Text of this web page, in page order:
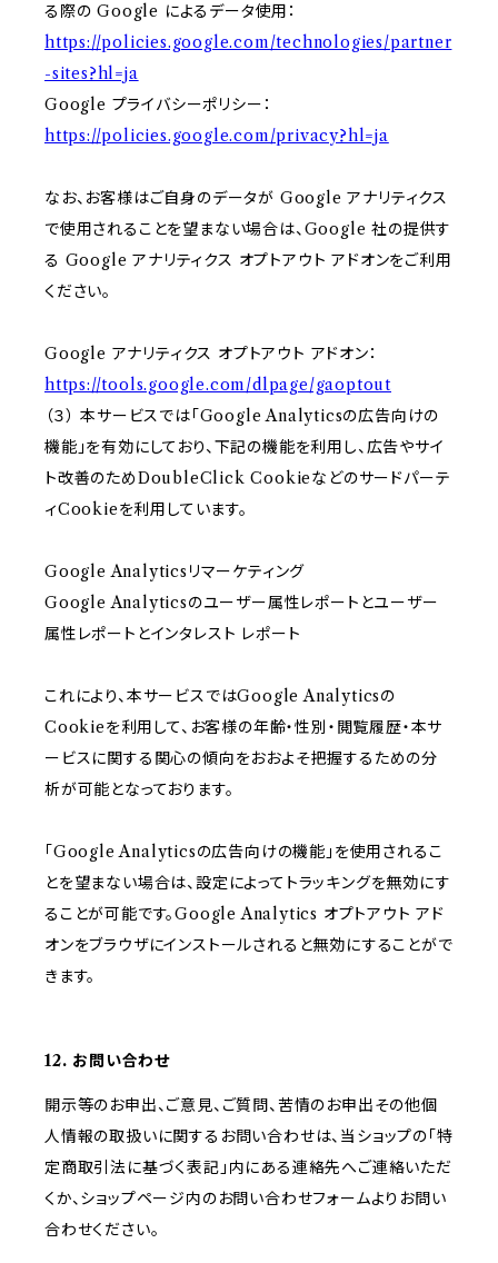
る際の Google によるデータ使用：
https://policies.google.com/technologies/partner
-sites?hl=ja
Google プライバシーポリシー：
https://policies.google.com/privacy?hl=ja
なお、お客様はご自身のデータが Google アナリティクス
で使用されることを望まない場合は、Google 社の提供す
る Google アナリティクス オプトアウト アドオンをご利用
ください。
Google アナリティクス オプトアウト アドオン：
https://tools.google.com/dlpage/gaoptout
（３） 本サービスでは「Google Analyticsの広告向けの
機能」を有効にしており、下記の機能を利用し、広告やサイ
ト改善のためDoubleClick Cookieなどのサードパーテ
ィCookieを利用しています。
Google Analyticsリマーケティング
Google Analyticsのユーザー属性レポートとユーザー
属性レポートとインタレスト レポート
これにより、本サービスではGoogle Analyticsの
Cookieを利用して、お客様の年齢・性別・閲覧履歴・本サ
ービスに関する関心の傾向をおおよそ把握するための分
析が可能となっております。
「Google Analyticsの広告向けの機能」を使用されるこ
とを望まない場合は、設定によってトラッキングを無効にす
ることが可能です。Google Analytics オプトアウト アド
オンをブラウザにインストールされると無効にすることがで
きます。
12. お問い合わせ
開示等のお申出、ご意見、ご質問、苦情のお申出その他個
人情報の取扱いに関するお問い合わせは、当ショップの「特
定商取引法に基づく表記」内にある連絡先へご連絡いただ
くか、ショップページ内のお問い合わせフォームよりお問い
合わせください。